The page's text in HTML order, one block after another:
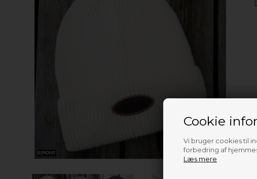
Cookie
Vi bruger cookies til
forbedring af
Læs mere